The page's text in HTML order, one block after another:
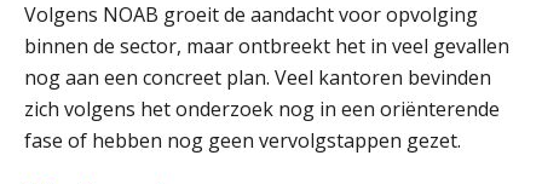
Volgens NOAB groeit de aandacht voor opvolging
binnen de sector, maar ontbreekt het in veel gevallen
nog aan een concreet plan. Veel kantoren bevinden
zich volgens het onderzoek nog in een oriënterende
fase of hebben nog geen vervolgstappen gezet.
Uitspraak Hoge Raad: subsidie voor
tuchtrechtspraak advocatuur is
belast met btw
Informer Money genomineerd voor
Best FinTech Startup of the Year
België